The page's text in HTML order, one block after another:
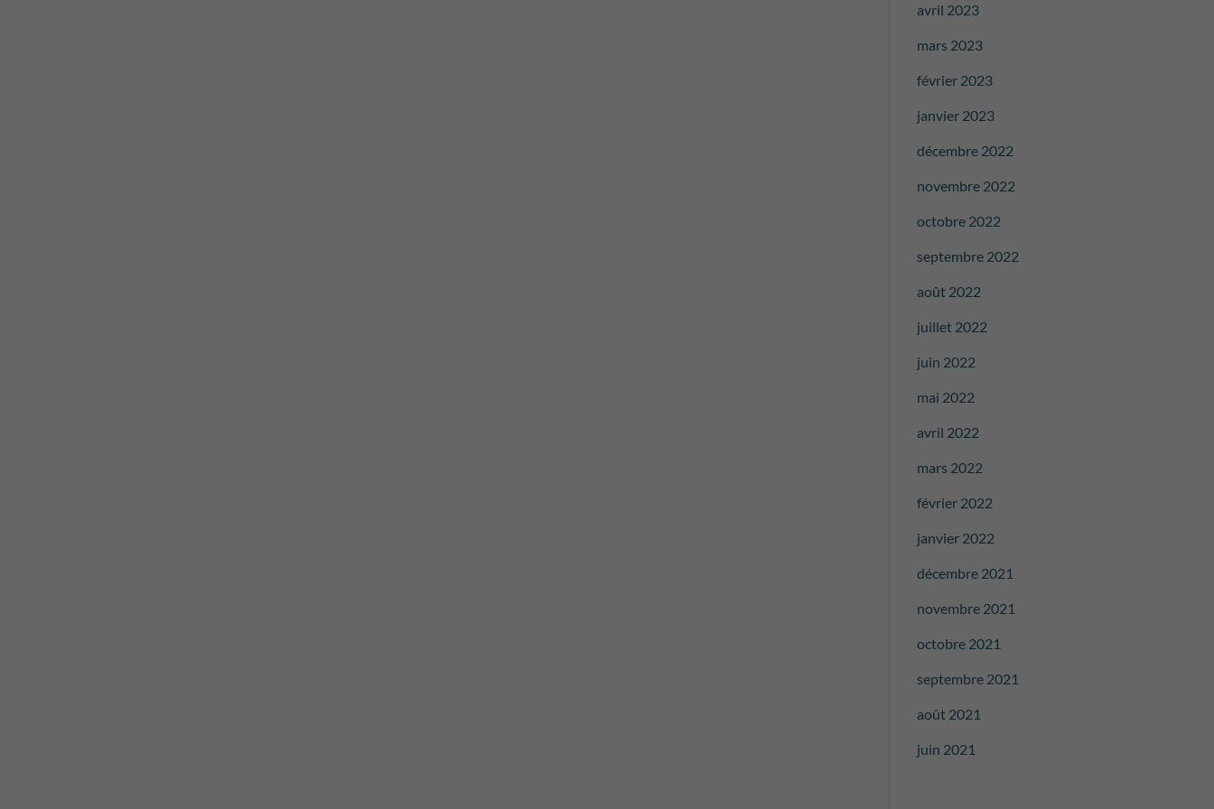
avril 2023
mars 2023
février 2023
janvier 2023
décembre 2022
novembre 2022
octobre 2022
septembre 2022
août 2022
juillet 2022
juin 2022
mai 2022
avril 2022
mars 2022
février 2022
janvier 2022
décembre 2021
novembre 2021
octobre 2021
septembre 2021
août 2021
juin 2021